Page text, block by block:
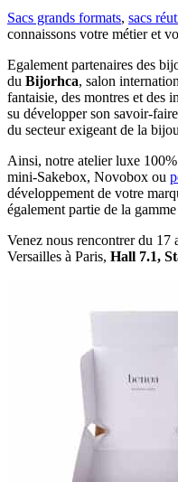
Sacs grands formats, sacs
connaissons votre métier et
Egalement partenaires des
du Bijorhca, salon
fantaisie, des montres et des
su développer son savoir-
du secteur exigeant de la
Ainsi, notre atelier luxe
mini-Sakebox, Novobox ou
développement de votre
également partie de la
Venez nous rencontrer du 17
Versailles à Paris, Hall 7.1,